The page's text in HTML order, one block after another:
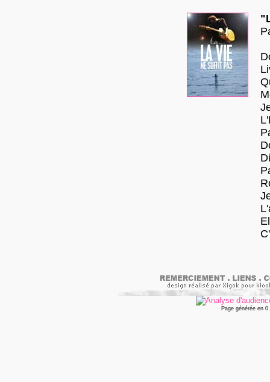
Page générée en